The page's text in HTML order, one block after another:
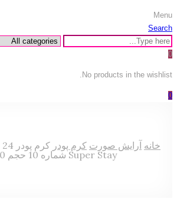
Menu
Search
0
No products in the wishlist.
0
خانه آرایش صورت کرم پودر
Super Stay شماره 10 حجم 30 میلی